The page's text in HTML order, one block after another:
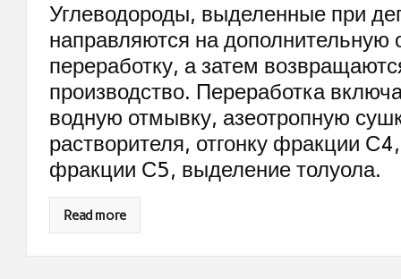
Углеводороды, выделенные при
направляются на дополнительную
переработку, а затем
производство. Переработка
водную отмывку, азеотропную
растворителя, отгонку фракции
фракции С5, выделение толуола.
Read more